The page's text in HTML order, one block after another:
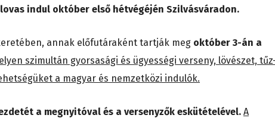
indul október első hétvégéjén Szilvásváradon.
annak előfutáraként tartják meg október 3-án a
szimultán gyorsasági és ügyességi verseny, lövészet,
a magyar és nemzetközi indulók.
a megnyitóval és a versenyzők eskütételével. A